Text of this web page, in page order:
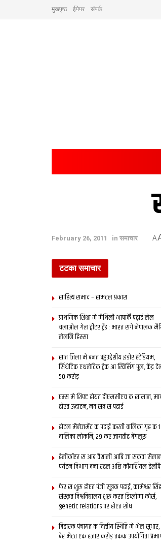
मुखपृष्ठ ईपेपर संपर्क
February 26, 2011 in समाचार A
टटका समाचार
साहित्य समाद – समटल प्रकाश
प्राथमिक शि‍क्षा मे मैथि‍ली भाषाकेँ पढ़ाई लेल
चलाओल गेल ट्वीटर ट्रेंड : भारत संगे नेपालक
लेलनि हिस्सा
सात जिला मे बनत बहुउद्देशीय इंडोर स्‍टेडि‍यम,
सिंथेटिक एथलेटिक ट्रेक आ स्विमिंग पुल, केंद्र
50 करोड़
एम्स मे शिफ्ट होयत डीएमसीएच क सामान,
होएत उद्घाटन, नव सत्र स पढाई
होटल मैनेजमेंट क पढ़ाई करती बालिका गृह क
बालिका लोकनि, 29 कए जायतीह बेंगलुरु
हेलीकॉप्टर स आब वैशाली आबि जा सकता
पर्यटन विभाग बना रहल अछि कॉमर्शियल
फेर स शुरू होएत पंजी सूत्रक पढाई, कामेश्वर सिंह
संस्कृत विश्वविद्यालय शुरू करत डिप्लोमा कोर्स,
genetic relations पर होएत शोध
बिहारक पंचायत क वित्‍तीय स्थिति मे भेल
बेर भेटत एक हजार करोड़ तकक उपयोगिता